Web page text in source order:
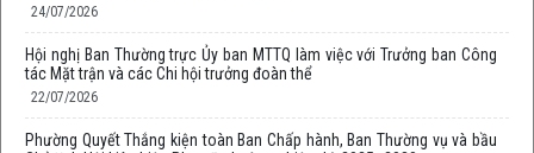
24/07/2026
Hội nghị Ban Thường trực Ủy ban MTTQ làm việc với Trưởng ban Công
tác Mặt trận và các Chi hội trưởng đoàn thể
22/07/2026
Phường Quyết Thắng kiện toàn Ban Chấp hành, Ban Thường vụ và bầu